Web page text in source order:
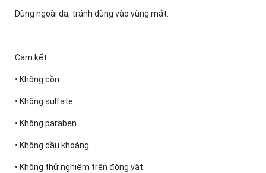
Dùng ngoài da, tránh dùng vào vùng mắt.
Cam kết
• Không cồn
• Không sulfate
• Không paraben
• Không dầu khoáng
• Không thử nghiệm trên động vật